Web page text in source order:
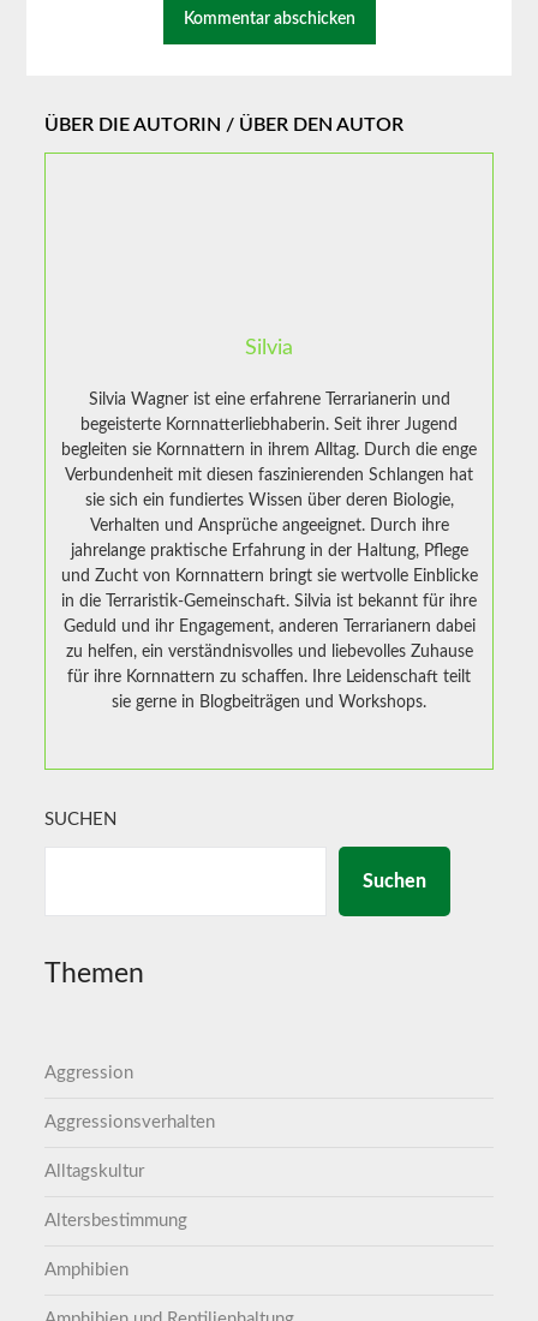
ÜBER DIE AUTORIN / ÜBER DEN AUTOR
Silvia
Silvia Wagner ist eine erfahrene Terrarianerin und
begeisterte Kornnatterliebhaberin. Seit ihrer Jugend
begleiten sie Kornnattern in ihrem Alltag. Durch die enge
Verbundenheit mit diesen faszinierenden Schlangen hat
sie sich ein fundiertes Wissen über deren Biologie,
Verhalten und Ansprüche angeeignet. Durch ihre
jahrelange praktische Erfahrung in der Haltung, Pflege
und Zucht von Kornnattern bringt sie wertvolle Einblicke
in die Terraristik-Gemeinschaft. Silvia ist bekannt für ihre
Geduld und ihr Engagement, anderen Terrarianern dabei
zu helfen, ein verständnisvolles und liebevolles Zuhause
für ihre Kornnattern zu schaffen. Ihre Leidenschaft teilt
sie gerne in Blogbeiträgen und Workshops.
SUCHEN
Suchen
Themen
Aggression
Aggressionsverhalten
Alltagskultur
Altersbestimmung
Amphibien